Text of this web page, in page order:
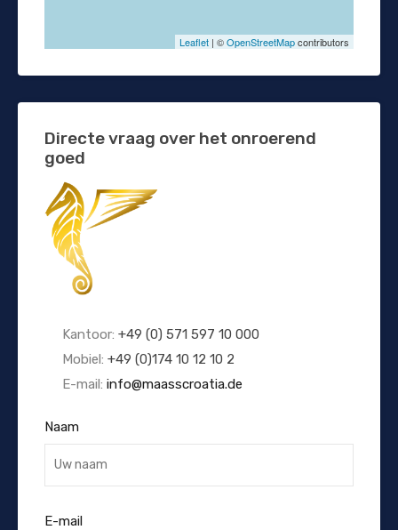
Leaflet | ©OpenStreetMapcontributors
Directe vraag over het onroerend
goed
Kantoor: +49 (0) 571 597 10 000
Mobiel: +49 (0)174 10 12 10 2
E-mail: info@maasscroatia.de
Naam
E-mail